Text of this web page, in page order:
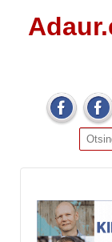
Search
for: